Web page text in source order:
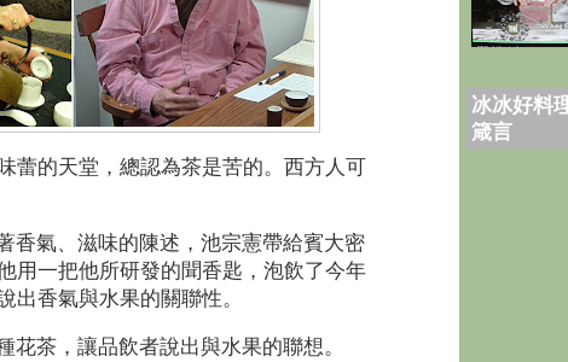
蕾的天堂，總認為茶是苦的。西方人可
香氣、滋味的陳述，池宗憲帶給賓大密
用一把他所研發的聞香匙，泡飲了今年
出香氣與水果的關聯性。
花茶，讓品飲者說出與水果的聯想。
冰冰好料
箴言